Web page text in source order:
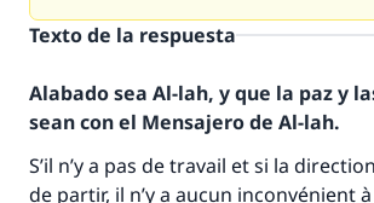
Texto de la respuesta
Alabado sea Al-lah, y que la paz y
sean con el Mensajero de Al-lah.
S’il n’y a pas de travail et si la
de partir, il n’y a aucun inconvénient